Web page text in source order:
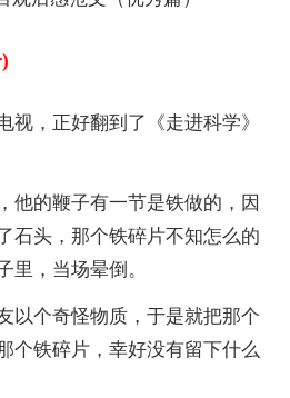
，正好翻到了《走进科学》
的鞭子有一节是铁做的，因
石头，那个铁碎片不知怎么的
里，当场晕倒。
个奇怪物质，于是就把那个
个铁碎片，幸好没有留下什么